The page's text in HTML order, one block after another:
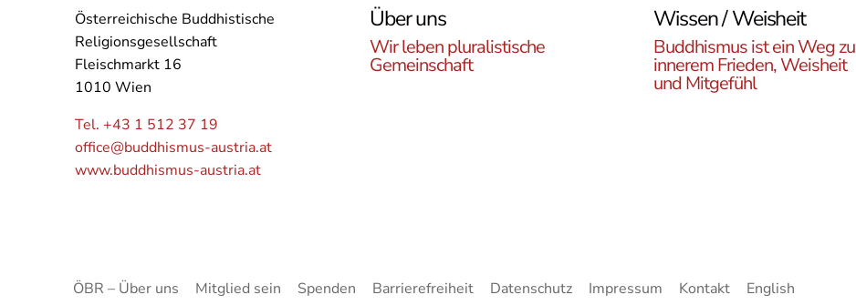
Österreichische Buddhistische
Religionsgesellschaft
Fleischmarkt 16
1010 Wien
Tel. +43 1 512 37 19
office@buddhismus-austria.at
www.buddhismus-austria.at
Über uns
Wir leben pluralistische
Gemeinschaft
Wissen / Weisheit
Buddhismus ist ein Weg zu
innerem Frieden, Weisheit
und Mitgefühl
ÖBR – Über uns Mitglied sein Spenden Barrierefreiheit Datenschutz Impressum Kontakt English